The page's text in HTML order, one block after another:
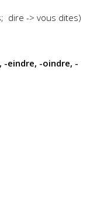
dire -> vous dites)
-eindre, -oindre, -